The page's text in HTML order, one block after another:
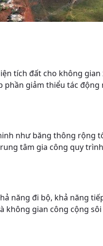
tích đất cho không
giảm thiểu tác
như băng thông
tâm gia công quy
năng đi bộ, khả năng
không gian công cộng